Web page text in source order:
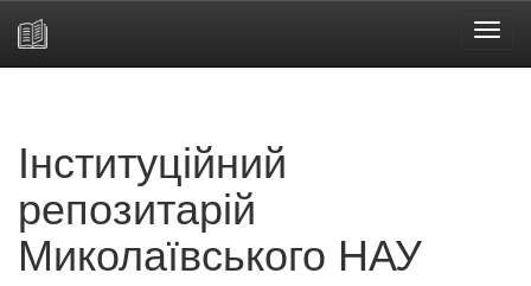
Інституційний
репозитарій
Миколаївського НАУ